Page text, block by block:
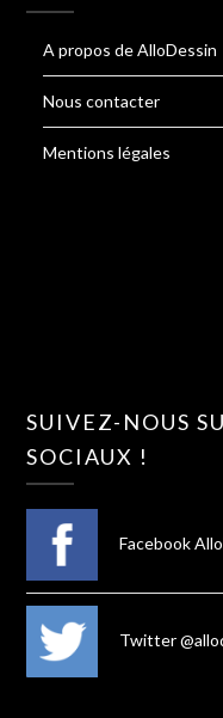
A propos de AlloDessin
Nous contacter
Mentions légales
SUIVEZ-NOUS
SOCIAUX !
Facebook
Twitter